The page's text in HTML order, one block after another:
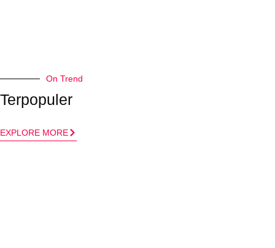
On Trend
Terpopuler
EXPLORE MORE